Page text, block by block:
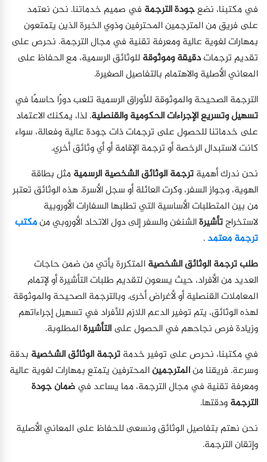
في مكتبنا، نضعجودة الترجمة في صميم خدماتنا. نحن نعتمد
على فريق من المترجمين المحترفين وذوي الخبرة الذين يتمتعون
بمهارات لغوية عالية ومعرفة تقنية في مجال الترجمة. نحرص على
تقديم ترجماتدقيقة وموثوقةللوثائق الرسمية، مع الحفاظ على
المعاني الأصلية والاهتمام بالتفاصيل الصغيرة.
الترجمة الصحيحة والموثوقة للأوراق الرسمية تلعب دورًا حاسمًا في
تسهيل وتسريع الإجراءات الحكومية والقنصلية. لذا، يمكنك الاعتماد
على خدماتنا للحصول على ترجمات ذات جودة عالية وفعالة، سواء
كانت لاستبدال الرخصة أو ترجمة الإقامة أو أي وثائق أخري.
نحن ندرك أهميةترجمة الوثائق الشخصية الرسميةمثل بطاقة
الهوية، وجواز السفر، وكرت العائلة أو سجل الأسرة. هذه الوثائق تعتبر
من بين المتطلبات الأساسية التي تطلبها السفارات الأوروبية
لاستخراجتأشيرةالشنغن والسفر إلى دول الاتحاد الأوروبي منمكتب
ترجمة معتمد.
طلب ترجمة الوثائق الشخصيةالمتكررة يأتي من ضمن حاجات
العديد من الأفراد، حيث يسعون لتقديم طلبات التأشيرة أو لإتمام
المعاملات القنصلية أو لأغراض أخرى. وبالترجمة الصحيحة والموثوقة
لهذه الوثائق، يتم توفير الدعم اللازم للأفراد في تسهيل إجراءاتهم
وزيادة فرص نجاحهم في الحصول علىالتأشيرةالمطلوبة.
في مكتبنا، نحرص على توفير خدمةترجمة الوثائق الشخصية بدقة
وسرعة. فريقنا منالمترجمينالمحترفين يتمتع بمهارات لغوية عالية
ومعرفة تقنية في مجال الترجمة، مما يساعد فيضمان جودة
الترجمةودقتها.
نحن نهتم بتفاصيل الوثائق ونسعى للحفاظ على المعاني الأصلية
وإتقان الترجمة.